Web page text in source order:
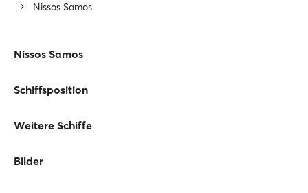
Nissos Samos
Nissos Samos
Schiffsposition
Weitere Schiffe
Bilder